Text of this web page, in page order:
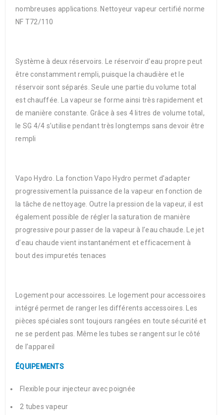
nombreuses applications. Nettoyeur vapeur certifié norme
NF T72/110
Système à deux réservoirs. Le réservoir d’eau propre peut
être constamment rempli, puisque la chaudière et le
réservoir sont séparés. Seule une partie du volume total
est chauffée. La vapeur se forme ainsi très rapidement et
de manière constante. Grâce à ses 4 litres de volume total,
le SG 4/4 s’utilise pendant très longtemps sans devoir être
rempli
Vapo Hydro. La fonction Vapo Hydro permet d’adapter
progressivement la puissance de la vapeur en fonction de
la tâche de nettoyage. Outre la pression de la vapeur, il est
également possible de régler la saturation de manière
progressive pour passer de la vapeur à l’eau chaude. Le jet
d’eau chaude vient instantanément et efficacement à
bout des impuretés tenaces
Logement pour accessoires. Le logement pour accessoires
intégré permet de ranger les différents accessoires. Les
pièces spéciales sont toujours rangées en toute sécurité et
ne se perdent pas. Même les tubes se rangent sur le côté
de l’appareil
ÉQUIPEMENTS
Flexible pour injecteur avec poignée
2 tubes vapeur